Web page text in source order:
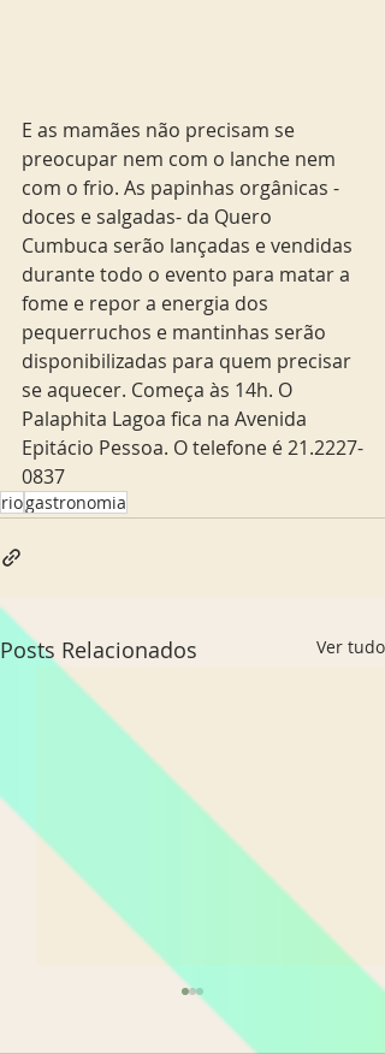
E as mamães não precisam se
preocupar nem com o lanche nem
com o frio. As papinhas orgânicas -
doces e salgadas- da Quero
Cumbuca serão lançadas e vendidas
durante todo o evento para matar a
fome e repor a energia dos
pequerruchos e mantinhas serão
disponibilizadas para quem precisar
se aquecer. Começa às 14h. O
Palaphita Lagoa fica na Avenida
Epitácio Pessoa. O telefone é 21.2227-
0837
riogastronomia
Posts Relacionados Ver tudo